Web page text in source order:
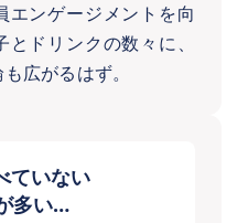
エンゲージメントを向
ドリンクの数々に、
広がるはず。
ていない
多い…